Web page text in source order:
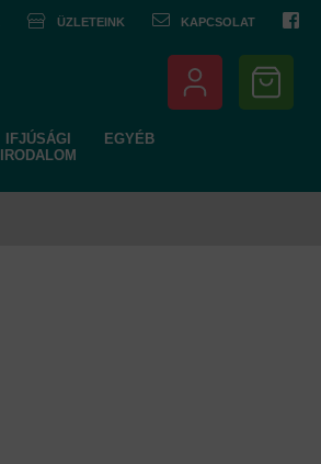
ÜZLETEINK KAPCSOLAT
IFJÚSÁGI
IRODALOM
EGYÉB